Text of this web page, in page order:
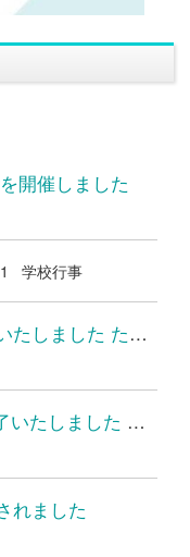
開催しました
学校行事
令和８年度の学校説明会は終了いたしました たくさんのご参加あり...
令和８年度の学校説明会は終了いたしました たくさんのご参加...
れました